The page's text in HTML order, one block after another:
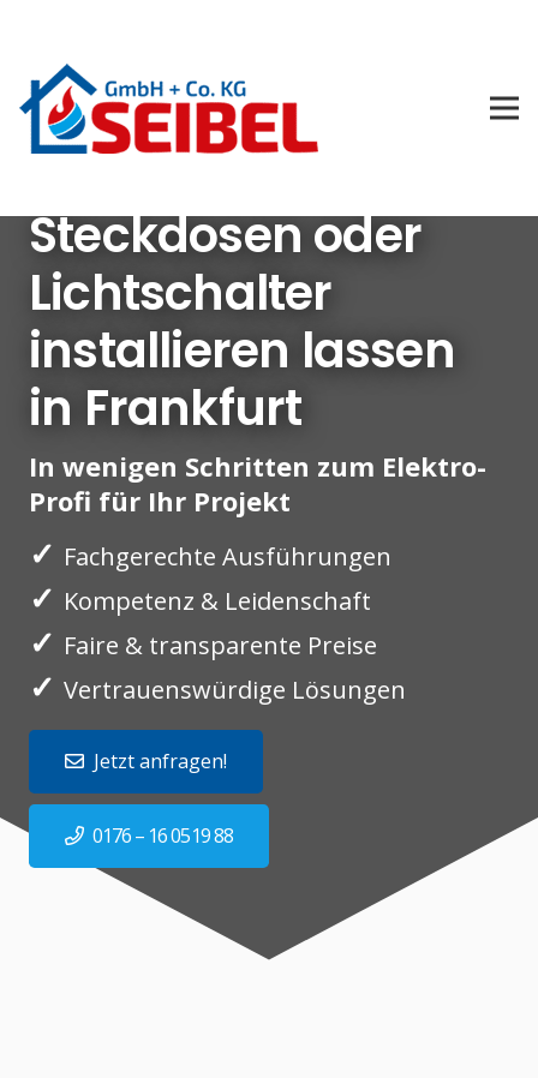
Steckdosen oder
Lichtschalter
installieren lassen
in Frankfurt
In wenigen Schritten zum Elektro-
Profi für Ihr Projekt
✓ Fachgerechte Ausführungen
✓ Kompetenz & Leidenschaft
✓ Faire & transparente Preise
✓ Vertrauenswürdige Lösungen
Jetzt anfragen!
0176 – 16 0519 88